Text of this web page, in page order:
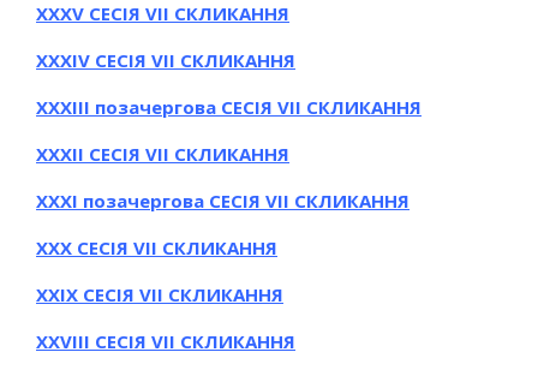
ХXХV СЕСІЯ VII СКЛИКАННЯ
ХXХIV СЕСІЯ VII СКЛИКАННЯ
ХXХIIІ позачергова СЕСІЯ VII СКЛИКАННЯ
ХXХІІ СЕСІЯ VII СКЛИКАННЯ
ХXХІ позачергова СЕСІЯ VII СКЛИКАННЯ
ХXХ СЕСІЯ VII СКЛИКАННЯ
ХXIХ СЕСІЯ VII СКЛИКАННЯ
ХXVIII СЕСІЯ VII СКЛИКАННЯ